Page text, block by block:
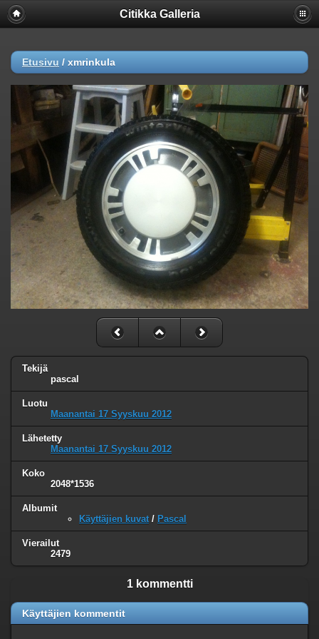
Citikka Galleria
Etusivu / xmrinkula
Tekijä
pascal
Luotu
Maanantai 17 Syyskuu 2012
Lähetetty
Maanantai 17 Syyskuu 2012
Koko
2048*1536
Albumit
Käyttäjien kuvat / Pascal
Vierailut
2479
1 kommentti
Käyttäjien kommentit